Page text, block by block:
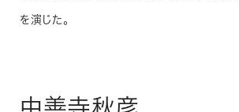
を演じた。
中善寺秋彦